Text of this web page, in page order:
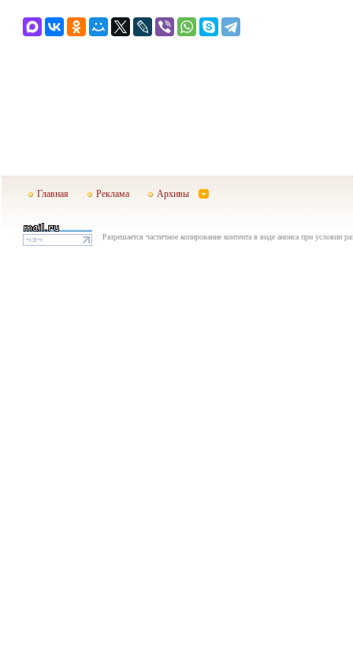
Главная Реклама Архивы
Разрешается частичное копирование контента в виде анонса при условии